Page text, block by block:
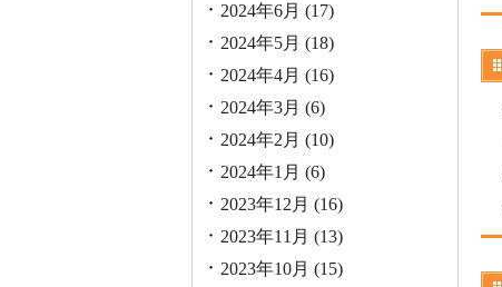
2024年6月 (17)
2024年5月 (18)
2024年4月 (16)
2024年3月 (6)
2024年2月 (10)
2024年1月 (6)
2023年12月 (16)
2023年11月 (13)
2023年10月 (15)